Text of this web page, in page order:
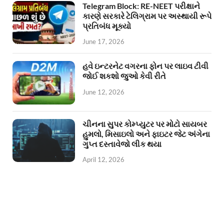
Telegram Block: RE-NEET પરીક્ષાને
કારણે સરકારે ટેલિગ્રામ પર અસ્થાયી રૂપે
પ્રતિબંધ મૂક્યો
June 17, 2026
હવે ઇન્ટરનેટ વગરના ફોન પર લાઇવ ટીવી
જોઈ શકશો જુઓ કેવી રીતે
June 12, 2026
ચીનના સુપર કોમ્પ્યુટર પર મોટો સાયબર
હુમલો, મિસાઇલો અને ફાઇટર જેટ અંગેના
ગુપ્ત દસ્તાવેજો લીક થયા
April 12, 2026